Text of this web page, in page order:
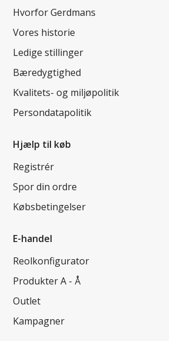
Hvorfor Gerdmans
Vores historie
Ledige stillinger
Bæredygtighed
Kvalitets- og miljøpolitik
Persondatapolitik
Hjælp til køb
Registrér
Spor din ordre
Købsbetingelser
E-handel
Reolkonfigurator
Produkter A - Å
Outlet
Kampagner